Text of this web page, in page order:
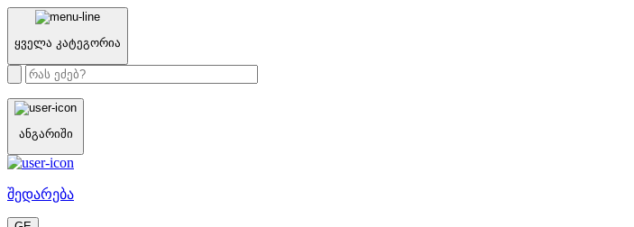
ყველა კატეგორია
ანგარიში
შედარება